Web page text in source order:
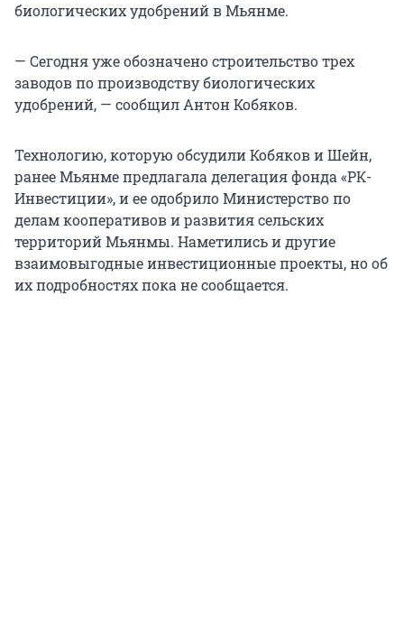
биологических удобрений в Мьянме.
— Сегодня уже обозначено строительство трех
заводов по производству биологических
удобрений, — сообщил Антон Кобяков.
Технологию, которую обсудили Кобяков и Шейн,
ранее Мьянме предлагала делегация фонда «РК-
Инвестиции», и ее одобрило Министерство по
делам кооперативов и развития сельских
территорий Мьянмы. Наметились и другие
взаимовыгодные инвестиционные проекты, но об
их подробностях пока не сообщается.